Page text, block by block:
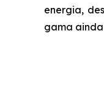
energia,
gama